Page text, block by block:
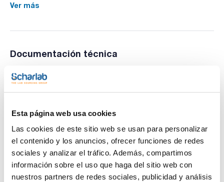
Esta página web usa cookies
Las cookies de este sitio web se usan para personalizar
el contenido y los anuncios, ofrecer funciones de redes
sociales y analizar el tráfico. Además, compartimos
información sobre el uso que haga del sitio web con
nuestros partners de redes sociales, publicidad y análisis
Triphenylphosphate
Ver más
Documentación técnica
TDS / Ficha técnica
Regístrate para
Regístrate para
descargas
productos marca Scharlau habitualmente en stock,
listos para una entrega inmediata.